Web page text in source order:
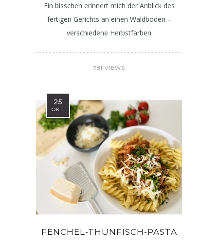
Ein bisschen erinnert mich der Anblick des
fertigen Gerichts an einen Waldboden –
verschiedene Herbstfarben
781 VIEWS
25
OKT.
FENCHEL-THUNFISCH-PASTA